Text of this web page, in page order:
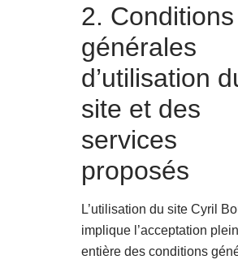
2. Conditions
générales
d’utilisation
site et des
services
proposés
L’utilisation du site Cyril
implique l’acceptation
entière des conditions